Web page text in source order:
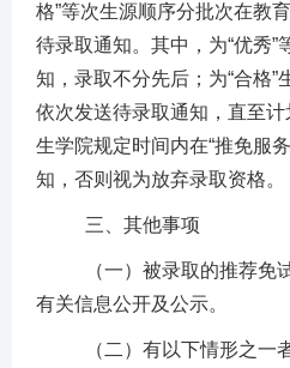
格”等次生源顺序分批次在教
待录取通知。其中，为“优秀”
知，录取不分先后；为“合格
依次发送待录取通知，直至
生学院规定时间内在“推免服
知 ，否则视为放弃录取资格。
三、其他事项
（一）被录取的推荐免
有关信息公开及公示。
（二）有以下情形之一